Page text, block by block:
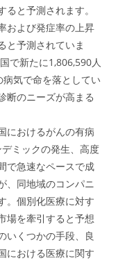
と予測されます。
および発症率の上昇
と予測されていま
で新たに1,806,590人
気で命を落としてい
断のニーズが高まる
におけるがんの有病
ミックの発生、高度
で急速なペースで成
、同地域のコンパニ
。個別化医療に対す
場を牽引すると予想
いくつかの手段、良
における医療に関す